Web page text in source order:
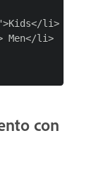
li>
Men</li>
con